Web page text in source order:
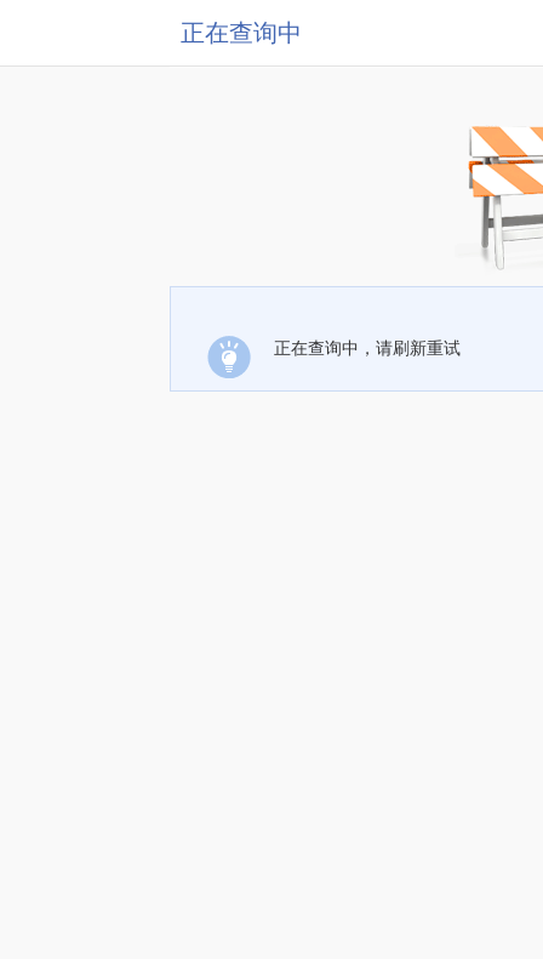
正在查询中
正在查询中，请刷新重试